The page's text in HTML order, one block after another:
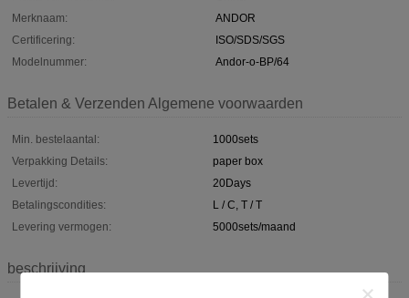
Merknaam:
ANDOR
Certificering:
ISO/SDS/SGS
Modelnummer:
Andor-o-BP/64
Betalen & Verzenden Algemene voorwaarden
Min. bestelaantal:
1000sets
Verpakking Details:
paper box
Levertijd:
20Days
Betalingscondities:
L / C, T / T
Levering vermogen:
5000sets/maand
beschrijving